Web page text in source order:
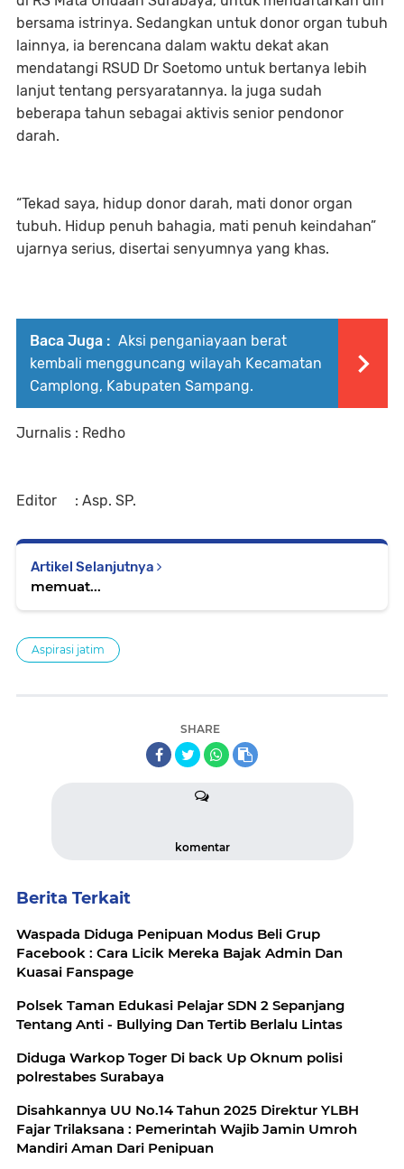
bersama istrinya. Sedangkan untuk donor organ tubuh
lainnya, ia berencana dalam waktu dekat akan
mendatangi RSUD Dr Soetomo untuk bertanya lebih
lanjut tentang persyaratannya. Ia juga sudah
beberapa tahun sebagai aktivis senior pendonor
darah.
“Tekad saya, hidup donor darah, mati donor organ
tubuh. Hidup penuh bahagia, mati penuh keindahan”
ujarnya serius, disertai senyumnya yang khas.
Baca Juga : Aksi penganiayaan berat
kembali mengguncang wilayah Kecamatan
Camplong, Kabupaten Sampang.
Jurnalis : Redho
Editor : Asp. SP.
Artikel Selanjutnya
memuat...
Aspirasi jatim
SHARE
komentar
Berita Terkait
Waspada Diduga Penipuan Modus Beli Grup
Facebook : Cara Licik Mereka Bajak Admin Dan
Kuasai Fanspage
Polsek Taman Edukasi Pelajar SDN 2 Sepanjang
Tentang Anti - Bullying Dan Tertib Berlalu Lintas
Diduga Warkop Toger Di back Up Oknum polisi
polrestabes Surabaya
Disahkannya UU No.14 Tahun 2025 Direktur YLBH
Fajar Trilaksana : Pemerintah Wajib Jamin Umroh
Mandiri Aman Dari Penipuan